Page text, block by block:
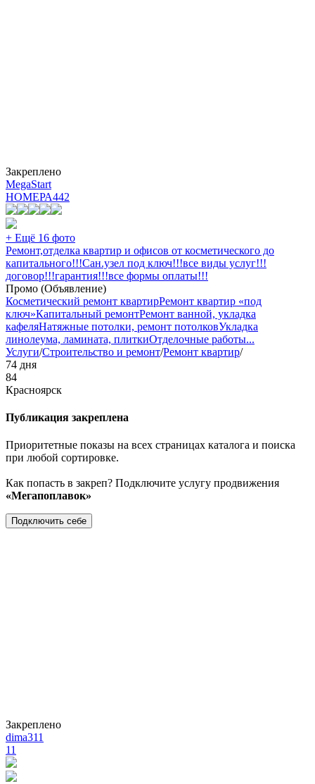
Закреплено
MegaStart
НОМЕРА442
+ Ещё 16 фото
Ремонт,отделка квартир и офисов от косметического до
капитального!!!Сан.узел под ключ!!!все виды услуг!!!
договор!!!гарантия!!!все формы оплаты!!!
Промо (Объявление)
Косметический ремонт квартирРемонт квартир «под
ключ»Капитальный ремонтРемонт ванной, укладка
кафеляНатяжные потолки, ремонт потолковУкладка
линолеума, ламината, плиткиОтделочные работы...
Услуги/Строительство и ремонт/Ремонт квартир/
74 дня
84
Красноярск
Публикация закреплена
Приоритетные показы на всех страницах каталога и поиска
при любой сортировке.
Как попасть в закреп? Подключите услугу продвижения
«Мегапоплавок»
Подключить себе
Закреплено
dima311
11